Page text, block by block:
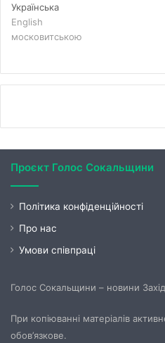
Українська
English
московитською
Проєкт Голос Сокальщини
Політика конфіденційності
Про нас
Умови співпраці
Голос Сокальщини – новини
При копіюванні матеріалів
обов’язкове.